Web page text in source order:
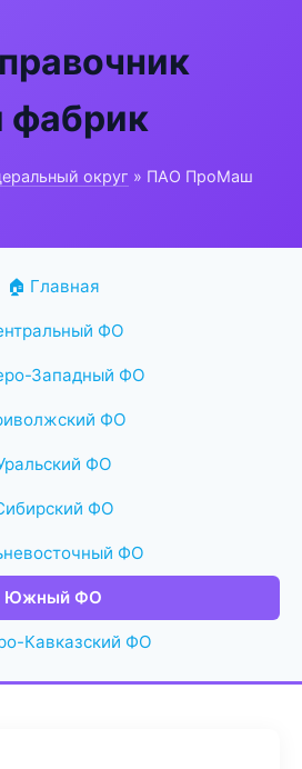
фабрик
округ » ПАО ПроМаш
🏠 Главная
ФО
Западный ФО
ФО
ФО
ФО
ФО
Южный ФО
Кавказский ФО